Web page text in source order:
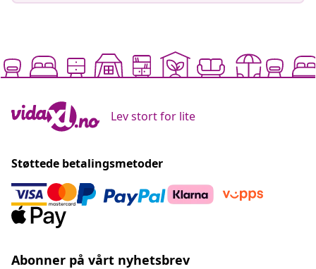
Lev stort for lite
Støttede betalingsmetoder
Abonner på vårt nyhetsbrev